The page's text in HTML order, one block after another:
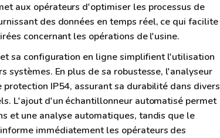
aux opérateurs d'optimiser les processus de
des données en temps réel, ce qui facilite
concernant les opérations de l'usine.
sa configuration en ligne simplifient l'utilisation
systèmes. En plus de sa robustesse, l'analyseur
protection IP54, assurant sa durabilité dans divers
L'ajout d'un échantillonneur automatisé permet
et une analyse automatiques, tandis que le
immédiatement les opérateurs des